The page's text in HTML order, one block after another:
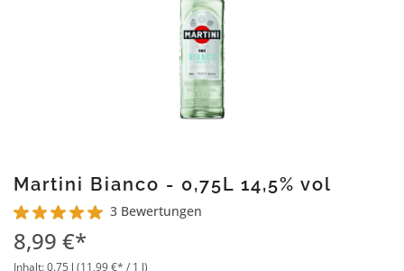
Martini Bianco - 0,75L 14,5% vol
Durchschnittliche Bewertung von 5 von 5 Sternen
3 Bewertungen
8,99 €*
Inhalt:0.75 l (11,99 €* / 1 l)